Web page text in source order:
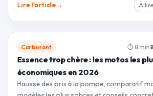
Lire l’article→ À
Carburant ⏱ 8 min
Essence trop chère : les motos les
économiques en 2026
Hausse des prix à la pompe, comparatif